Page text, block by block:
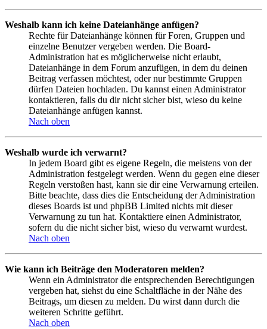
Weshalb kann ich keine Dateianhänge anfügen?
Rechte für Dateianhänge können für Foren, Gruppen und
einzelne Benutzer vergeben werden. Die Board-
Administration hat es möglicherweise nicht erlaubt,
Dateianhänge in dem Forum anzufügen, in dem du deinen
Beitrag verfassen möchtest, oder nur bestimmte Gruppen
dürfen Dateien hochladen. Du kannst einen Administrator
kontaktieren, falls du dir nicht sicher bist, wieso du keine
Dateianhänge anfügen kannst.
Nach oben
Weshalb wurde ich verwarnt?
In jedem Board gibt es eigene Regeln, die meistens von der
Administration festgelegt werden. Wenn du gegen eine dieser
Regeln verstoßen hast, kann sie dir eine Verwarnung erteilen.
Bitte beachte, dass dies die Entscheidung der Administration
dieses Boards ist und phpBB Limited nichts mit dieser
Verwarnung zu tun hat. Kontaktiere einen Administrator,
sofern du die nicht sicher bist, wieso du verwarnt wurdest.
Nach oben
Wie kann ich Beiträge den Moderatoren melden?
Wenn ein Administrator die entsprechenden Berechtigungen
vergeben hat, siehst du eine Schaltfläche in der Nähe des
Beitrags, um diesen zu melden. Du wirst dann durch die
weiteren Schritte geführt.
Nach oben